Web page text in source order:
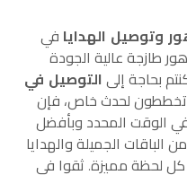
وتوصيل الهدايا في
طازجة عالية الجودة
بحاجة إلى التوصيل في
تخططون لحدث خاص، فإن
الوقت المحدد وبأفضل
الجميلة والهدايا
كل لحظة مميزة. ثقوا في